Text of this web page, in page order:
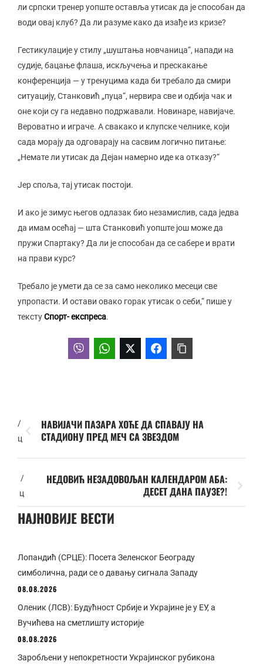
ли српски тренер уопште оставља утисак да је способан да
води овај клуб? Да ли разуме како да изађе из кризе?
Гестикулације у стилу „шуштања новчаница“, напади на
судије, бацање флаша, искључења и прескакање
конференција — у тренуцима када би требало да смири
ситуацију, Станковић „пуца“, нервира све и одбија чак и
оне који су га недавно подржавали. Новинаре, навијаче.
Вероватно и играче. А свакако и клупске челнике, који
сада морају да одговарају на сасвим логично питање:
„Немате ли утисак да Дејан намерно иде ка отказу?“
Јер споља, тај утисак постоји.
И ако је зимус његов одлазак био незамислив, сада једва
да имам осећај — шта Станковић уопште још може да
пружи Спартаку? Да ли је способан да се сабере и врати
на прави курс?
Требало је умети да се за само неколико месеци све
упропасти. И остави овако горак утисак о себи,“ пише у
текстуСпорт- експреса.
/
ц
НАВИЈАЧИ ПАЗАРА ХОЋЕ ДА СПАВАЈУ НА
СТАДИОНУ ПРЕД МЕЧ СА ЗВЕЗДОМ
/
ц
НЕДОВИЋ НЕЗАДОВОЉАН КАЛЕНДАРОМ АБА:
ДЕСЕТ ДАНА ПАУЗЕ?!
НАЈНОВИЈЕ ВЕСТИ
Лопандић (СРЦЕ): Посета Зеленског Београду
симболична, ради се о давању сигнала Западу
08.08.2026
Оленик (ЛСВ): Будућност Србије и Украјине је у ЕУ, а
Вучићева на сметлишту историје
08.08.2026
Заробљени у непокретности Украјинског рубикона